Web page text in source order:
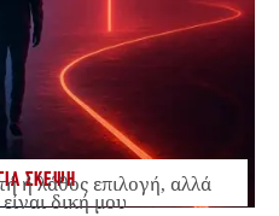
ΣΚΕΨΗ
ή λάθος επιλογή, αλλά
δική μου